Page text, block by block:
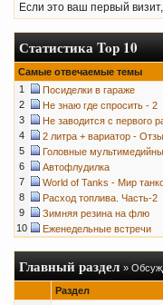
Если это ваш первый
Статистика Top 10
Самые отвечаемые темы
1
Посиделки в гараже
2
Не знаю где спросить - 2
3
Не заводится с первого
4
2 литра + вариатор -
5
Головные
6
Автофлудилка
7
World of Tanks - Мир
8
Расход топлива. Часть-2
9
Зимняя резина на флю
10
Еженедельные встречи
Главный раздел »
Раздел